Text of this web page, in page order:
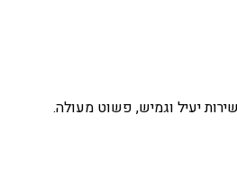
יעיל וגמיש, פשוט מעולה.